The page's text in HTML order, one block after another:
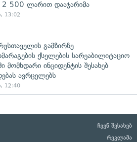
2 500 ლარით დააჯარიმა
13:02
გამზირზე
ქსელების სარეაბილიტაციო
მომხდარი ინციდენტის შესახებ
ავრცელებს
12:40
ჩვენ შესახებ
რეკლამა